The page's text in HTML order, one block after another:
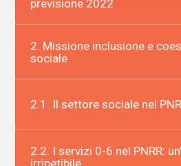
previsione 2022
2. Missione inclusione e
sociale
2.1. Il settore sociale nel
2.2. I servizi 0-6 nel PNRR:
irripetibile